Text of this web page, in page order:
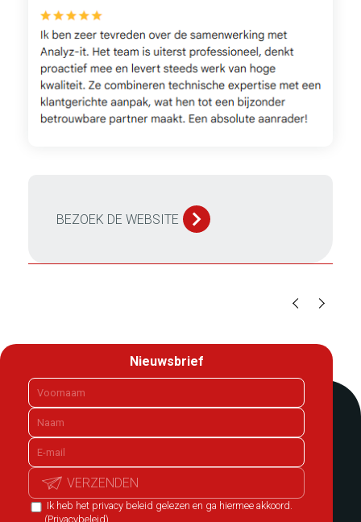
BEZOEK DE WEBSITE
Nieuwsbrief
Ik heb het privacy beleid gelezen en ga hiermee akkoord.
(Privacybeleid)
VERZENDEN